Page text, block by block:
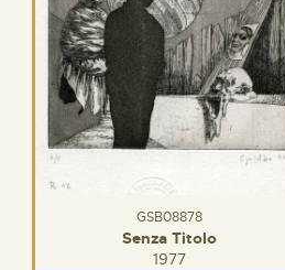
GSB08878
Senza Titolo
1977